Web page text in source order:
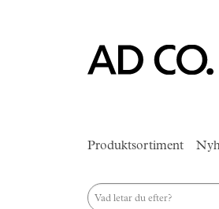
Produktsortiment